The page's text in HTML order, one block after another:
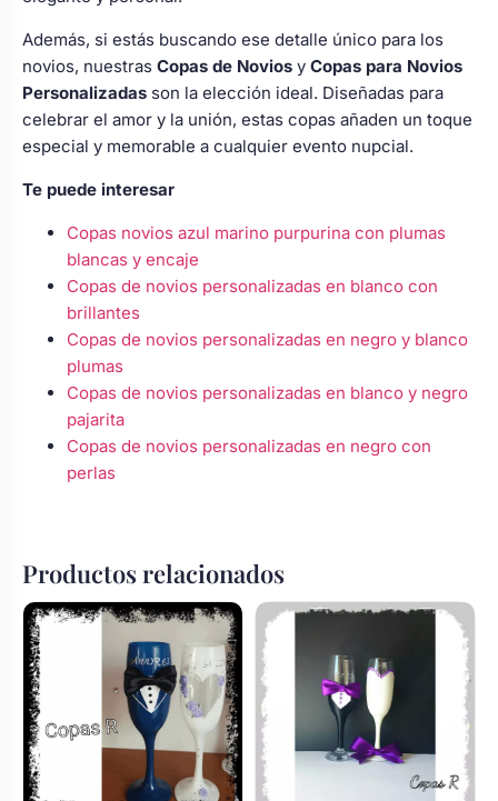
Además, si estás buscando ese detalle único para los
novios, nuestras Copas de Novios y Copas para Novios
Personalizadas son la elección ideal. Diseñadas para
celebrar el amor y la unión, estas copas añaden un toque
especial y memorable a cualquier evento nupcial.
Te puede interesar
Copas novios azul marino purpurina con plumas
blancas y encaje
Copas de novios personalizadas en blanco con
brillantes
Copas de novios personalizadas en negro y blanco
plumas
Copas de novios personalizadas en blanco y negro
pajarita
Copas de novios personalizadas en negro con
perlas
Productos relacionados